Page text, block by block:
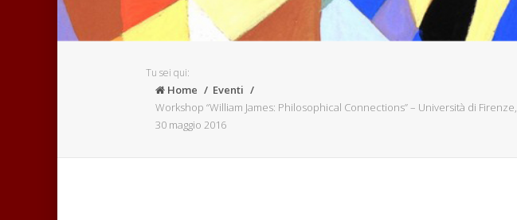
Tu sei qui:
Home
Eventi
Workshop “William James: Philosophical Connections” – Università di Firenze,
30 maggio 2016